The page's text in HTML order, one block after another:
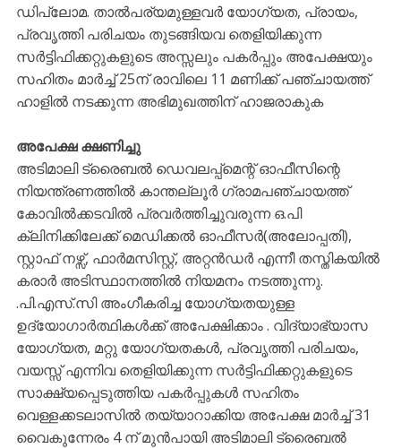
ഡിപ്ലോമ. താല്‍പര്യമുള്ളവര്‍ യോഗ്യത, പ്രായം,
പ്രവൃത്തി പരിചയം തുടങ്ങിയവ തെളിയിക്കുന്ന
സര്‍ട്ടിഫിക്കറ്റുകളുടെ അസ്സലും പകര്‍പ്പും അപേക്ഷയും
സഹിതം മാര്‍ച്ച് 25ന് രാവിലെ 11 മണിക്ക് പഞ്ചായത്ത്
ഹാളില്‍ നടക്കുന്ന അഭിമുഖത്തിന് ഹാജരാകുക
അപേക്ഷ ക്ഷണിച്ചു
അടിമാലി ട്രൈബല്‍ ഡെവലപ്പ്മെന്റ് ഓഫീസിന്റെ
നിയന്ത്രണത്തില്‍ കാന്തല്ലൂര്‍ ഗ്രാമപഞ്ചായത്ത്
കോവില്‍ക്കടവില്‍ പ്രവര്‍ത്തിച്ചുവരുന്ന ഒ.പി
ക്ലിനിക്കിലേക്ക് മെഡിക്കല്‍ ഓഫീസര്‍(അലോപ്പതി),
സ്റ്റാഫ് നഴ്സ്, ഫാര്‍മസിസ്റ്റ്, അറ്റന്‍ഡര്‍ എന്നീ തസ്തികയില്‍
കരാര്‍ അടിസ്ഥാനത്തില്‍ നിയമനം നടത്തുന്നു.
.പി.എസ്.സി അംഗീകരിച്ച യോഗ്യതയുള്ള
ഉദ്യോഗാര്‍ത്ഥികള്‍ക്ക് അപേക്ഷിക്കാം . വിദ്യാഭ്യാസ
യോഗ്യത, മറ്റു യോഗ്യതകള്‍, പ്രവൃത്തി പരിചയം,
വയസ്സ് എന്നിവ തെളിയിക്കുന്ന സര്‍ട്ടിഫിക്കറ്റുകളുടെ
സാക്ഷ്യപ്പെടുത്തിയ പകര്‍പ്പുകള്‍ സഹിതം
വെള്ളക്കടലാസില്‍ തയ്യാറാക്കിയ അപേക്ഷ മാര്‍ച്ച് 31
വൈകുന്നേരം 4 ന് മുന്‍പായി അടിമാലി ട്രൈബല്‍